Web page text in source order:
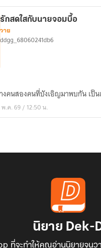
รักสดใสกับนายจอมบื้อ
วาย
ddgg_68060241db6
างคนสองคนที่บังเอิญมาพบกัน เป็
.ค. 69 / 12:50 น.
นิยาย Dek-
ที่จะทำให้คุณอ่านนิยายจนว